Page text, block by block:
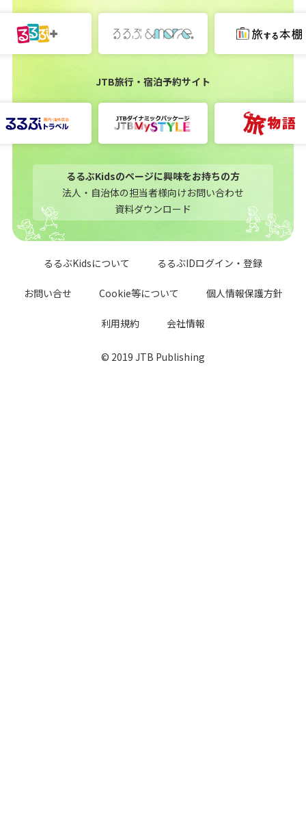
JTB旅行・宿泊予約サイト
るるぶKidsのページに興味をお持ちの方
法人・自治体の担当者様向けお問い合わせ
資料ダウンロード
るるぶKidsについて るるぶIDログイン・登録
お問い合せ Cookie等について 個人情報保護方針
利用規約 会社情報
© 2019 JTB Publishing